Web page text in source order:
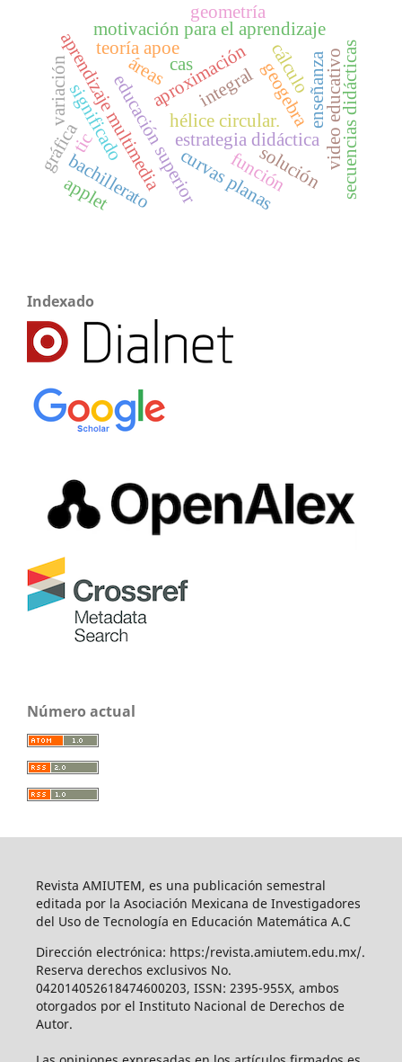
educación superiorestrategia didáctica
geogebra
hélice circular. video educativo
aprendizaje multimedia
motivación para el aprendizaje
áreasaproximación enseñanza
curvas planas
significado
bachillerato
integral
función
solución
cálculo
teoría apoe secuencias didácticas
gráfica
variación
geometría
applet
cas
tic
Indexado
Número actual
Revista AMIUTEM, es una publicación semestral
editada por la Asociación Mexicana de Investigadores
del Uso de Tecnología en Educación Matemática A.C
Dirección electrónica: https:/revista.amiutem.edu.mx/.
Reserva derechos exclusivos No.
042014052618474600203, ISSN: 2395-955X, ambos
otorgados por el Instituto Nacional de Derechos de
Autor.